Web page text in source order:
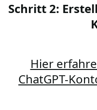
Schritt 2:
Hier
ChatGPT-